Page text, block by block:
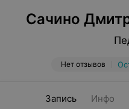
Сачино
Нет отзывов
Запись Инфо